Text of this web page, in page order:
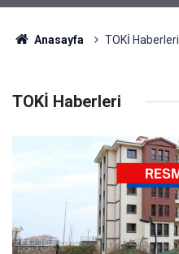
Anasayfa TOKİ Haberleri
TOKİ Haberleri